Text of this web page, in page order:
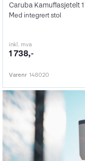
Med integrert stol
inkl. mva
1 738,-
Varenr 148020